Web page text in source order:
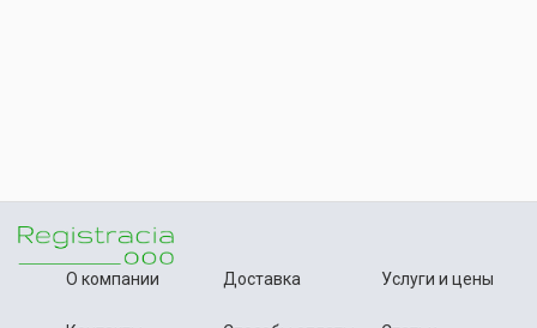
О компании Доставка Услуги и цены